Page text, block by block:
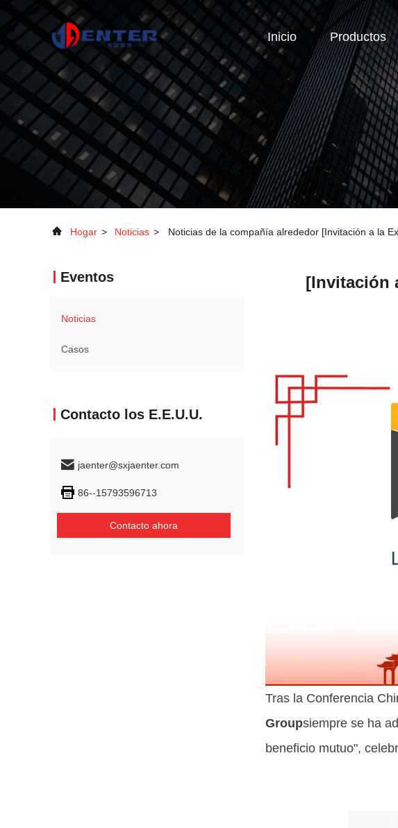
Inicio Productos
Hogar > Noticias > Noticias de la compañía alrededor [Invitación a la
Eventos
Noticias
Casos
Contacto los E.E.U.U.
jaenter@sxjaenter.com
86--15793596713
Contacto ahora
[Invitación
Tras la Conferencia
Groupsiempre se ha
beneficio mutuo",